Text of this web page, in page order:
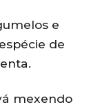
e
de
mexendo